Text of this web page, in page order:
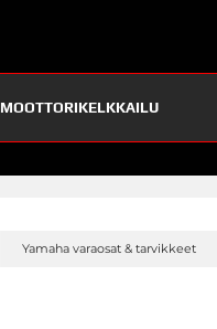
MOOTTORIKELKKAILU
Yamaha varaosat & tarvikkeet